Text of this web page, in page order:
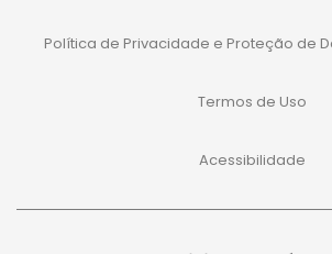
Política de Privacidade e Proteção de
Termos de Uso
Acessibilidade